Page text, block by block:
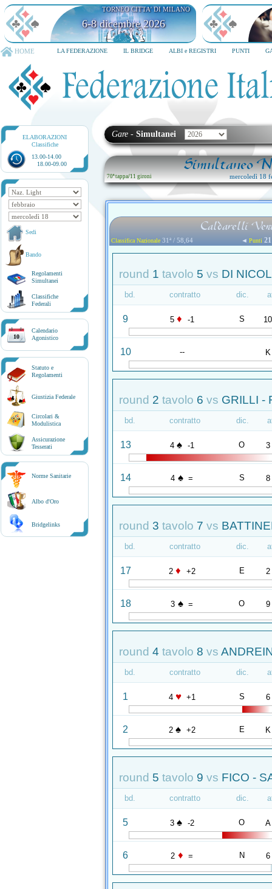
TORNEO CITTA' DI MILANO
6-8 dicembre 2026
HOME LA FEDERAZIONE IL BRIDGE ALBI e REGISTRI PUNTI
ELABORAZIONI
Classifiche
13.00-14.00
18.00-09.00
Sedi
Bando
Regolamenti
Simultanei
Classifiche
Federali
10
Calendario
Agonistico
Statuto e
Regolamenti
Giustizia Federale
Circolari &
Modulistica
Assicurazione
Tesserati
Norme Sanitarie
Albo d'Oro
Bridgelinks
Gare - Simultanei
Simultaneo
70ª tappa/11 gironi mercoledì 18
Caldarelli
Classifica Nazionale 31ª / 58,64 ◄ Punti 21
round 1 tavolo 5 vs DI
bd. contratto dic.
9 5 ♦ -1 S 10
10 -- K
round 2 tavolo 6 vs GRILLI -
bd. contratto dic.
13 4 ♠ -1 O 3
14 4 ♠ = S 8
round 3 tavolo 7 vs
bd. contratto dic.
17 2 ♦ +2 E 2
18 3 ♠ = O 9
round 4 tavolo 8 vs
bd. contratto dic.
1 4 ♥ +1 S 6
2 2 ♠ +2 E K
round 5 tavolo 9 vs FICO -
bd. contratto dic.
5 3 ♠ -2 O A
6 2 ♦ = N 6